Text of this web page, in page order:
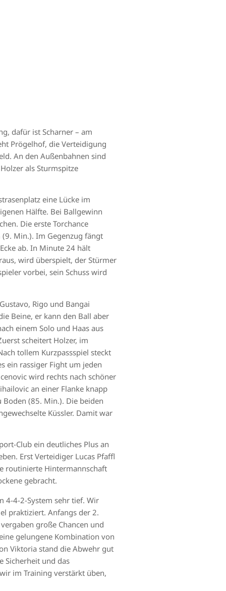
dafür ist Scharner – am
Prögelhof, die Verteidigung
An den Außenbahnen sind
als Sturmspitze
eine Lücke im
Hälfte. Bei Ballgewinn
Die erste Torchance
Min.). Im Gegenzug fängt
ab. In Minute 24 hält
wird überspielt, der Stürmer
vorbei, sein Schuss wird
Rigo und Bangai
Beine, er kann den Ball aber
einem Solo und Haas aus
scheitert Holzer, im
tollem Kurzpassspiel steckt
ein rassiger Fight um jeden
wird rechts nach schöner
an einer Flanke knapp
(85. Min.). Die beiden
Küssler. Damit war
Club ein deutliches Plus an
Erst Verteidiger Lucas Pfaffl
routinierte Hintermannschaft
gebracht.
4-4-2-System sehr tief. Wir
praktiziert. Anfangs der 2.
große Chancen und
gelungene Kombination von
Viktoria stand die Abwehr gut
Sicherheit und das
im Training verstärkt üben,